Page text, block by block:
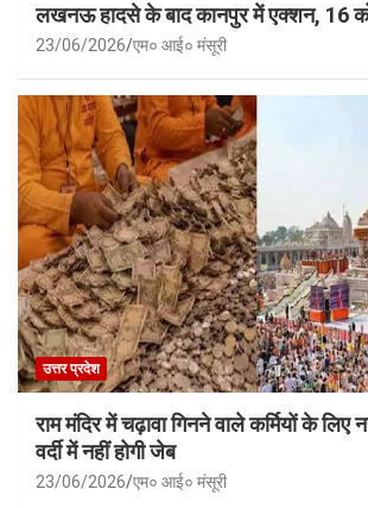
लखनऊ हादसे के बाद कानपुर में एक्शन, 16
23/06/2026 एम० आई० मंसूरी
उत्तर प्रदेश
राम मंदिर में चढ़ावा गिनने वाले कर्मियों के
वर्दी में नहीं होगी जेब
23/06/2026 एम० आई० मंसूरी